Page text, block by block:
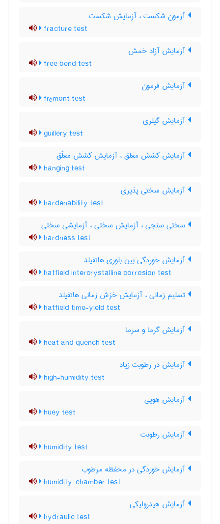
آزمون شکست ، آزمایش شکست
fracture test
آزمایش آزاد خمش
free bend test
آزمایش فرمون
frémont test
آزمایش گیلری
guillery test
آزمایش کشش معلق ، آزمایش کشش معلّق
hanging test
آزمایش سختی پذیری
hardenability test
سختی سنجی ، آزمایش سختی ، آزمایشی سختی
hardness test
آزمایش خوردگی بین بلوری هاتفیلد
hatfield intercrystalline corrosion test
تسلیم زمانی ، آزمایش خزش زمانی هاتفیلد
hatfield time-yield test
آزمایش گرما و سرما
heat and quench test
آزمایش در رطوبت زیاد
high-humidity test
آزمایش هویی
huey test
آزمایش رطوبت
humidity test
آزمایش خوردگی در محفظه مرطوب
humidity-chamber test
آزمایش هیدرولیکی
hydraulic test